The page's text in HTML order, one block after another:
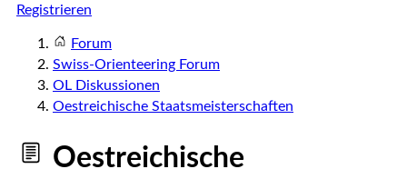
Registrieren
Forum
Swiss-Orienteering Forum
OL Diskussionen
Oestreichische Staatsmeisterschaften
Oestreichische